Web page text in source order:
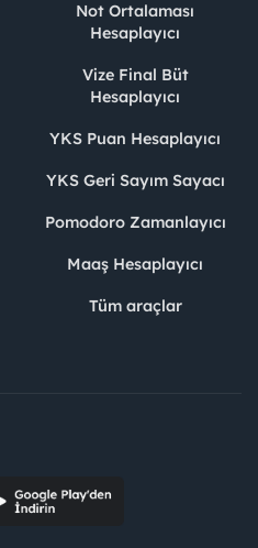
Not Ortalaması
Hesaplayıcı
Vize Final Büt
Hesaplayıcı
YKS Puan Hesaplayıcı
YKS Geri Sayım Sayacı
Pomodoro Zamanlayıcı
Maaş Hesaplayıcı
Tüm araçlar